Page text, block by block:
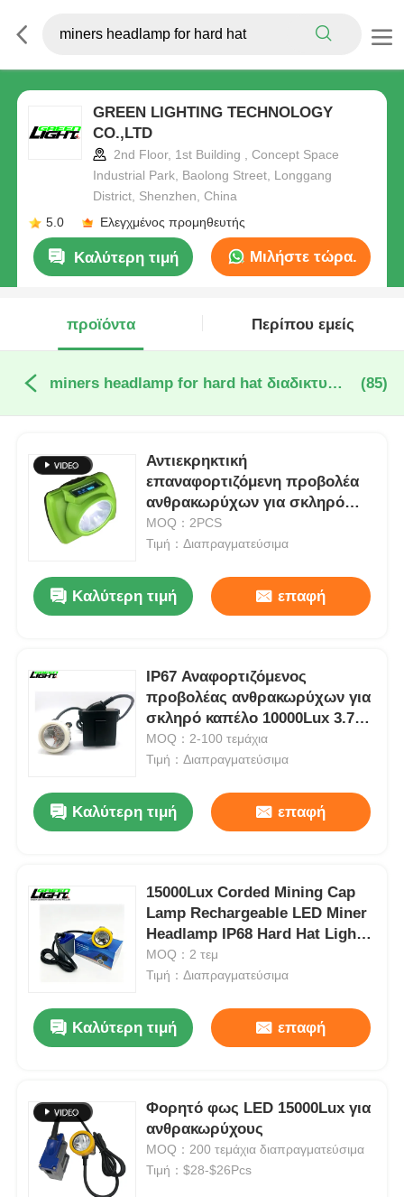
GREEN LIGHTING TECHNOLOGY
CO.,LTD
2nd Floor, 1st Building , Concept Space
Industrial Park, Baolong Street, Longgang
District, Shenzhen, China
5.0
Ελεγχμένος προμηθευτής
Καλύτερη τιμή Μιλήστε τώρα.
προϊόντα Περίπου εμείς
miners headlamp for hard hat διαδικτυακή κατασκευή (85)
Αντιεκρηκτική
επαναφορτιζόμενη προβολέα
ανθρακωρύχων για σκληρό
καπέλο
MOQ：2PCS
Τιμή：Διαπραγματεύσιμα
Καλύτερη τιμή επαφή
IP67 Αναφορτιζόμενος
προβολέας ανθρακωρύχων για
σκληρό καπέλο 10000Lux 3.7V
450mA
MOQ：2-100 τεμάχια
Τιμή：Διαπραγματεύσιμα
Καλύτερη τιμή επαφή
15000Lux Corded Mining Cap
Lamp Rechargeable LED Miner
Headlamp IP68 Hard Hat Light
7800mAh
MOQ：2 τεμ
Τιμή：Διαπραγματεύσιμα
Καλύτερη τιμή επαφή
Φορητό φως LED 15000Lux για
ανθρακωρύχους
MOQ：200 τεμάχια διαπραγματεύσιμα
Τιμή：$28-$26Pcs